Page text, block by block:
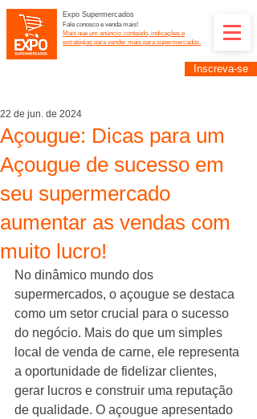
Expo Supermercados
Fale conosco e venda mais!
Mais que um anúncio: conteúdo, indicações e
estratégias para vender mais para supermercados.
Inscreva-se
Açougue: Dicas para um
Açougue de sucesso em
seu supermercado
aumentar as vendas com
muito lucro!
22 de jun. de 2024
No dinâmico mundo dos
supermercados, o açougue se destaca
como um setor crucial para o sucesso
do negócio. Mais do que um simples
local de venda de carne, ele representa
a oportunidade de fidelizar clientes,
gerar lucros e construir uma reputação
de qualidade. O açougue apresentado